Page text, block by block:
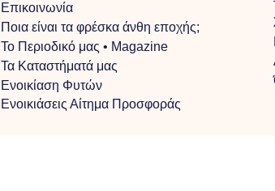
Επικοινωνία
Ποια είναι τα φρέσκα άνθη εποχής;
Το Περιοδικό μας • Magazine
Τα Kαταστήματά μας
Ενοικίαση Φυτών
Ενοικιάσεις Αίτημα Προσφοράς